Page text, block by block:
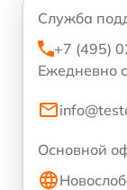
Служба
+7 (495)
Ежедневно
Основной